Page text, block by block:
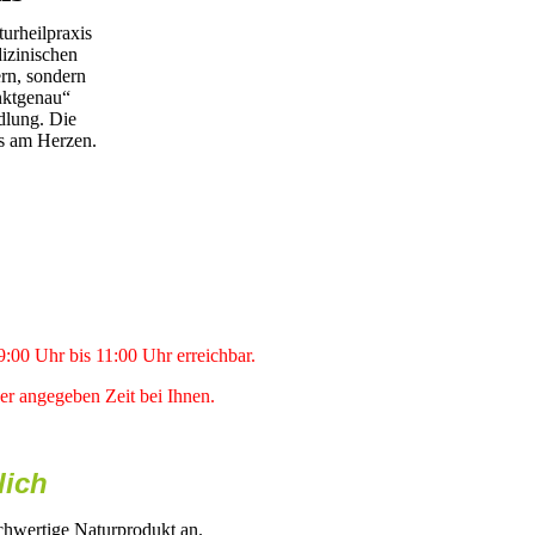
sondern
Die
am Herzen.
Uhr bis 11:00 Uhr erreichbar.
angegeben Zeit bei Ihnen.
Naturprodukt an.